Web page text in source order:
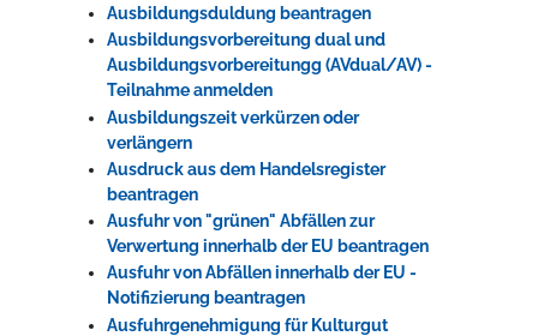
Ausbildungsduldung beantragen
Ausbildungsvorbereitung dual und
Ausbildungsvorbereitungg (AVdual/AV) -
Teilnahme anmelden
Ausbildungszeit verkürzen oder
verlängern
Ausdruck aus dem Handelsregister
beantragen
Ausfuhr von "grünen" Abfällen zur
Verwertung innerhalb der EU beantragen
Ausfuhr von Abfällen innerhalb der EU -
Notifizierung beantragen
Ausfuhrgenehmigung für Kulturgut